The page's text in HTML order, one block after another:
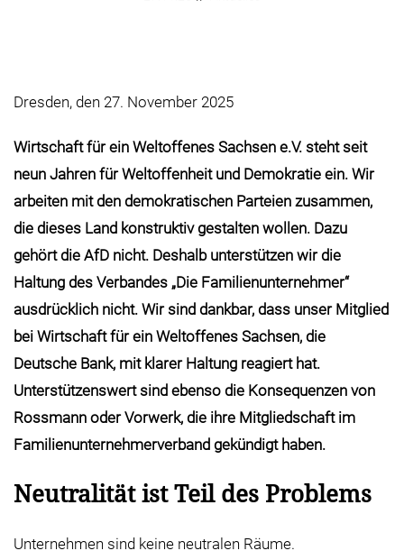
Dresden, den 27. November 2025
Wirtschaft für ein Weltoffenes Sachsen e.V. steht seit
neun Jahren für Weltoffenheit und Demokratie ein. Wir
arbeiten mit den demokratischen Parteien zusammen,
die dieses Land konstruktiv gestalten wollen. Dazu
gehört die AfD nicht. Deshalb unterstützen wir die
Haltung des Verbandes „Die Familienunternehmer“
ausdrücklich nicht. Wir sind dankbar, dass unser Mitglied
bei Wirtschaft für ein Weltoffenes Sachsen, die
Deutsche Bank, mit klarer Haltung reagiert hat.
Unterstützenswert sind ebenso die Konsequenzen von
Rossmann oder Vorwerk, die ihre Mitgliedschaft im
Familienunternehmerverband gekündigt haben.
Neutralität ist Teil des Problems
Unternehmen sind keine neutralen Räume.